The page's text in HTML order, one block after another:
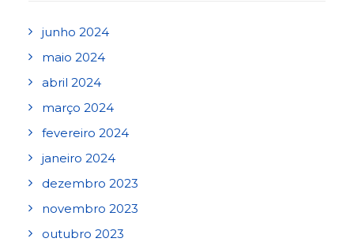
junho 2024
maio 2024
abril 2024
março 2024
fevereiro 2024
janeiro 2024
dezembro 2023
novembro 2023
outubro 2023